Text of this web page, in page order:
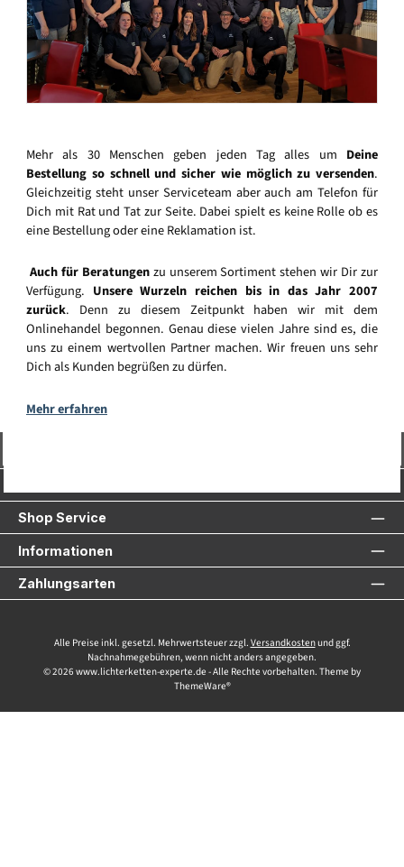
Mehr als 30 Menschen geben jeden Tag alles um Deine
Bestellung so schnell und sicher wie möglich zu versenden.
Gleichzeitig steht unser Serviceteam aber auch am Telefon für
Dich mit Rat und Tat zur Seite. Dabei spielt es keine Rolle ob es
eine Bestellung oder eine Reklamation ist.
Auch für Beratungenzu unserem Sortiment stehen wir Dir zur
Verfügung. Unsere Wurzeln reichen bis in das Jahr 2007
zurück. Denn zu diesem Zeitpunkt haben wir mit dem
Onlinehandel begonnen. Genau diese vielen Jahre sind es, die
uns zu einem wertvollen Partner machen. Wir freuen uns sehr
Dich als Kunden begrüßen zu dürfen.
Mehr erfahren
Shop Service
Informationen
Zahlungsarten
Alle Preise inkl. gesetzl. Mehrwertsteuer zzgl. Versandkostenund ggf.
Nachnahmegebühren, wenn nicht anders angegeben.
© 2026 www.lichterketten-experte.de - Alle Rechte vorbehalten. Theme by
ThemeWare®